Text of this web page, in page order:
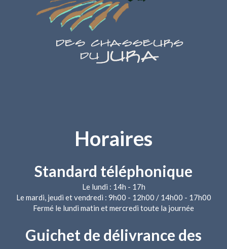
Horaires
Standard téléphonique
Le lundi : 14h - 17h
Le mardi, jeudi et vendredi : 9h00 - 12h00 / 14h00 - 17h00
Fermé le lundi matin et mercredi toute la journée
Guichet de délivrance des